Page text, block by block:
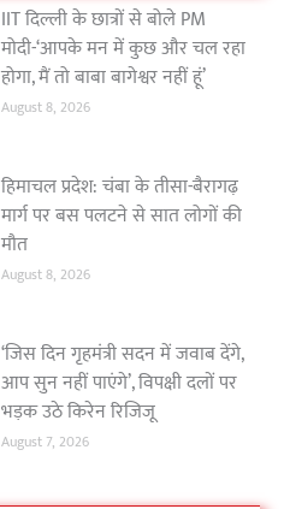
IIT दिल्ली के छात्रों से बोले PM
मोदी-‘आपके मन में कुछ और चल रहा
होगा, मैं तो बाबा बागेश्वर नहीं हूं’
August 8, 2026
हिमाचल प्रदेश: चंबा के तीसा-बैरागढ़
मार्ग पर बस पलटने से सात लोगों की
मौत
August 8, 2026
‘जिस दिन गृहमंत्री सदन में जवाब देंगे,
आप सुन नहीं पाएंगे’, विपक्षी दलों पर
भड़क उठे किरेन रिजिजू
August 7, 2026